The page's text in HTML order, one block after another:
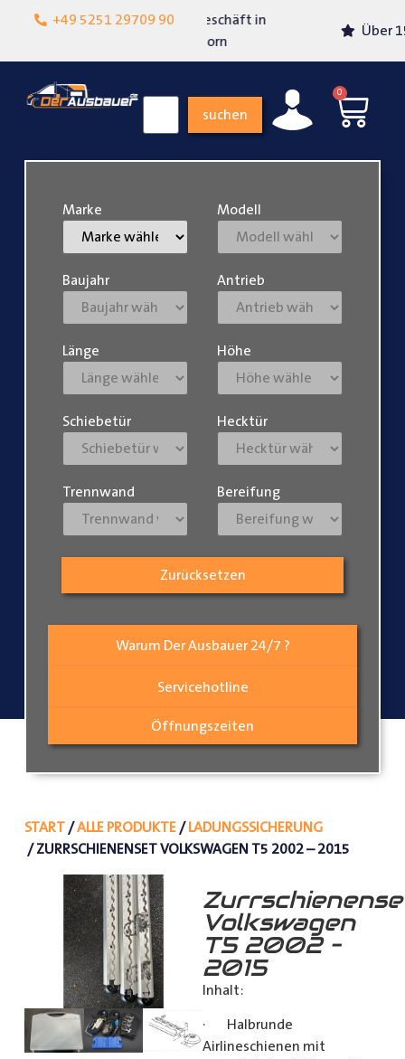
+49 5251 29709 90
Lokalgeschäft in
Über 15 Jahre Erfahrung
suchen
0
Warum Der Ausbauer 24/7 ?
Servicehotline
Öffnungszeiten
Marke Modell
Baujahr Antrieb
Länge Höhe
Schiebetür Hecktür
Trennwand Bereifung
Zurücksetzen
START/ALLE PRODUKTE/LADUNGSSICHERUNG
/ ZURRSCHIENENSET VOLKSWAGEN T5 2002 – 2015
Volkswagen
T5 2002 –
2015
Inhalt:
· Halbrunde
Airlineschienen mit